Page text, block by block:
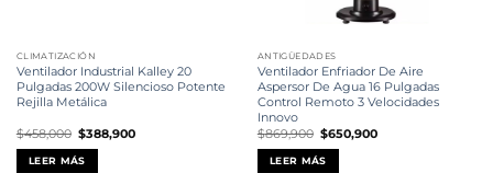
CLIMATIZACIÓN
Ventilador Industrial Kalley 20
Pulgadas 200W Silencioso Potente
Rejilla Metálica
$458,000 El
precio
original
era:
$388,900El
LEER MÁS
ANTIGÜEDADES
Ventilador Enfriador De Aire
Aspersor De Agua 16 Pulgadas
Control Remoto 3 Velocidades
Innovo
$869,900 El
precio
original
era:
$650,900El
LEER MÁS